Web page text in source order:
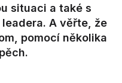
situaci a také s
A věřte, že
pomocí několika